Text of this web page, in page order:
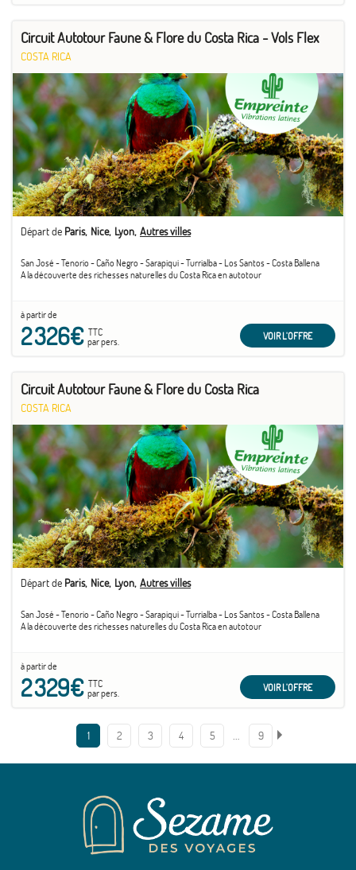
Circuit Autotour Faune & Flore du Costa Rica - Vols Flex
COSTA RICA
Départ de Paris Nice Lyon Autres villes
San José - Tenorio - Caño Negro - Sarapiqui - Turrialba - Los Santos - Costa Ballena
A la découverte des richesses naturelles du Costa Rica en autotour
à partir de
2 326€TTC
par pers.
VOIR L'OFFRE
Circuit Autotour Faune & Flore du Costa Rica
COSTA RICA
Départ de Paris Nice Lyon Autres villes
San José - Tenorio - Caño Negro - Sarapiqui - Turrialba - Los Santos - Costa Ballena
A la découverte des richesses naturelles du Costa Rica en autotour
à partir de
2 329€TTC
par pers.
VOIR L'OFFRE
1 2 3 4 5 … 9